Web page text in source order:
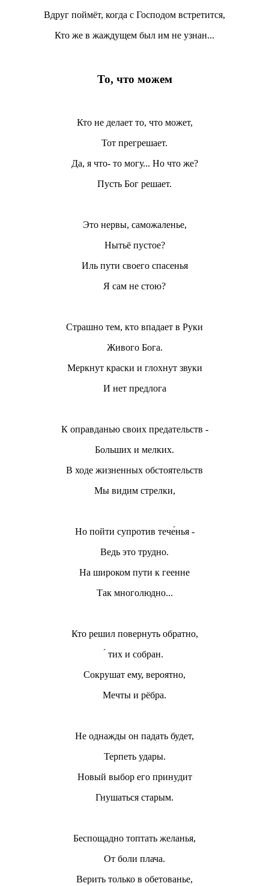
Вдруг поймёт, когда с Господом встретится,
Кто же в жаждущем был им не узнан...
То, что можем
Кто не делает то, что может,
Тот прегрешает.
Да, я что- то могу... Но что же?
Пусть Бог решает.
Это нервы, саможаленье,
Нытьё пустое?
Иль пути своего спасенья
Я сам не стою?
Страшно тем, кто впадает в Руки
Живого Бога.
Меркнут краски и глохнут звуки
И нет предлога
К оправданью своих предательств -
Больших и мелких.
В ходе жизненных обстоятельств
Мы видим стрелки,
Но пойти супротив тече́нья -
Ведь это трудно.
На широком пути к геенне
Так многолюдно...
Кто решил повернуть обратно,
́ тих и собран.
Сокрушат ему, вероятно,
Мечты и рёбра.
Не однажды он падать будет,
Терпеть удары.
Новый выбор его принудит
Гнушаться старым.
Беспощадно топтать желанья,
От боли плача.
Верить только в обетованье,